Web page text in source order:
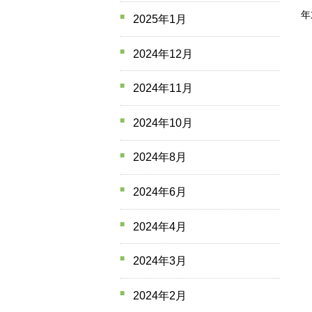
2025年1月
2024年12月
2024年11月
2024年10月
2024年8月
2024年6月
2024年4月
2024年3月
2024年2月